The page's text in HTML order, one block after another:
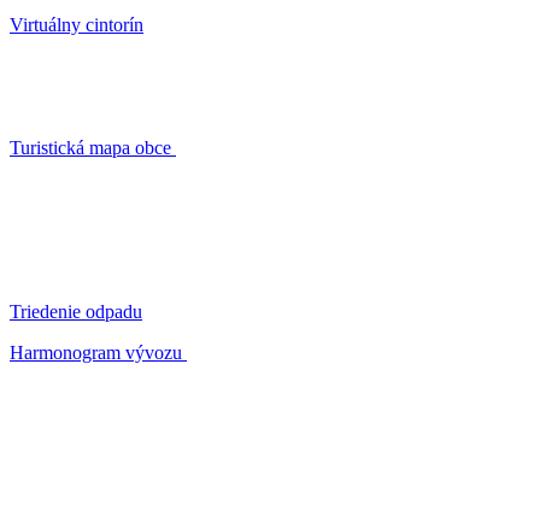
Virtuálny cintorín
Turistická mapa obce
Triedenie odpadu
Harmonogram vývozu